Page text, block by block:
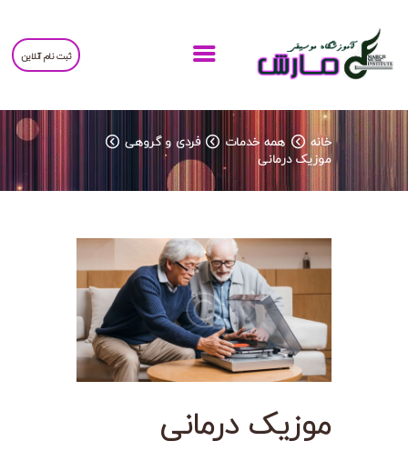
ثبت نام آنلاین
خانه همه خدمات
فردی و گروهی
موزیک درمانی
خانه
اساتید
موسیقی کودک
درباره ما
تماس با ما
موزیک درمانی